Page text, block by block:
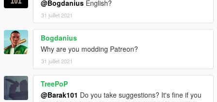
@Bogdanius English?
31 juillet 2021
Bogdanius
Why are you modding Patreon?
31 juillet 2021
TreePoP
@Barak101 Do you take suggestions? It's fine if you